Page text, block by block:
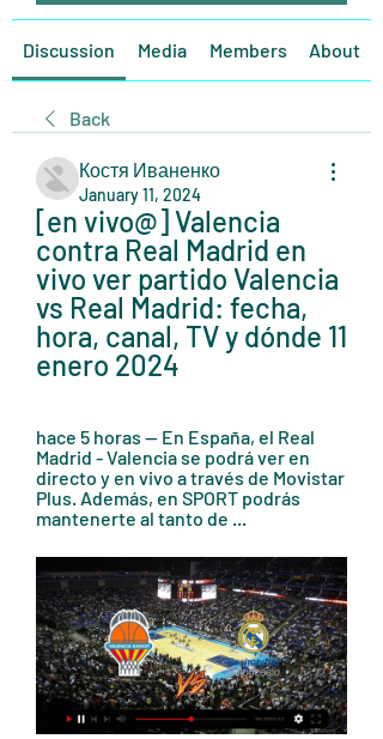
Discussion Media Members About
Back
Костя Иваненко
January 11, 2024
[en vivo@] Valencia
contra Real Madrid en
vivo ver partido Valencia
vs Real Madrid: fecha,
hora, canal, TV y dónde 11
enero 2024
hace 5 horas — En España, el Real
Madrid - Valencia se podrá ver en
directo y en vivo a través de Movistar
Plus. Además, en SPORT podrás
mantenerte al tanto de ...